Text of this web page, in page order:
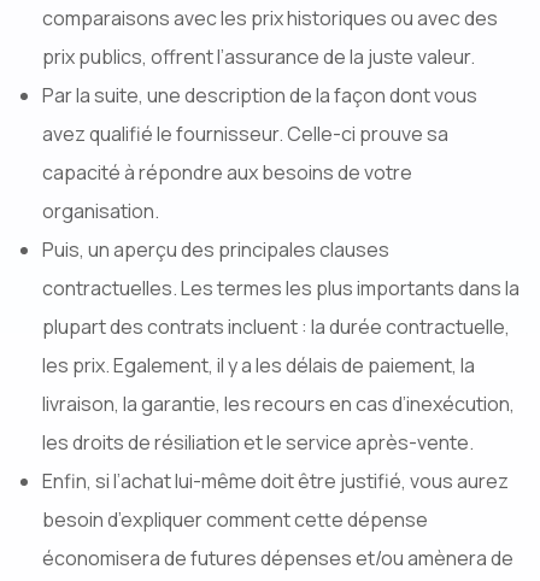
comparaisons avec les prix historiques ou avec des
prix publics, offrent l’assurance de la juste valeur.
Par la suite, une description de la façon dont vous
avez qualifié le fournisseur. Celle-ci prouve sa
capacité à répondre aux besoins de votre
organisation.
Puis, un aperçu des principales clauses
contractuelles. Les termes les plus importants dans la
plupart des contrats incluent : la durée contractuelle,
les prix. Egalement, il y a les délais de paiement, la
livraison, la garantie, les recours en cas d’inexécution,
les droits de résiliation et le service après-vente.
Enfin, si l’achat lui-même doit être justifié, vous aurez
besoin d’expliquer comment cette dépense
économisera de futures dépenses et/ou amènera de